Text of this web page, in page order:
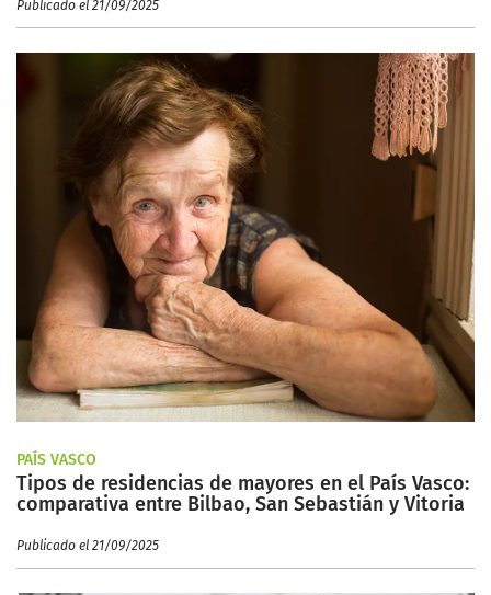
Publicado el 21/09/2025
PAÍS VASCO
Tipos de residencias de mayores en el País Vasco:
comparativa entre Bilbao, San Sebastián y Vitoria
Publicado el 21/09/2025